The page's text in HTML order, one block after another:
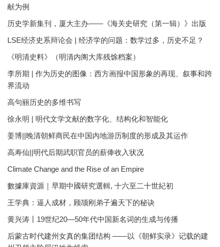
献为例
历史学新集刊，厦大主办——《海关史研究（第一辑）》出版
LSE经济史系辩论会 | 经济学的问题：数学过多，历史不足？
《明清史料》（明清内阁大库残馀档案）
李所期 | 作为历史的图像：西方画报中国形象的再现、叙事和跨
界流动
高句丽历史的多维书写
徐永明 | 明代文学文献的数字化、结构化和智能化
姜博||晚清朝鲜商民在中国内地游历制度的形成及其运作
高寿仙||明代后期武职官员的薪俸收入状况
Climate Change and the Rise of an Empire
數據庫資源｜早期中國研究選輯, 十六至二十世紀初
王学典：逼人成材，顾颉刚弟子遍天下的秘诀
黄兴涛丨19世纪20—50年代中国新名词的生成与传播
后蒙古时代建州女真的集团结构 ——以《朝鲜实录》记载的建